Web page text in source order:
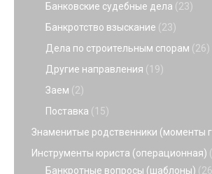
Банковские судебные дела (23)
Банкротство взыскание (23)
Дела по строительным спорам (26)
Другие направления (19)
Заем (2)
Поставка (15)
Знаменитые родственники (моменты
Инструменты юриста (операционная)
Банкротные вопросы (шаблоны)